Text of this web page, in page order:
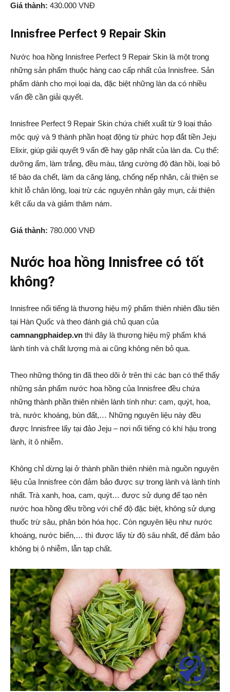
Giá thành: 430.000 VNĐ
Innisfree Perfect 9 Repair Skin
Nước hoa hồng Innisfree Perfect 9 Repair Skin là một trong
những sản phẩm thuộc hàng cao cấp nhất của Innisfree. Sản
phẩm dành cho mọi loại da, đặc biệt những làn da có nhiều
vấn đề cần giải quyết.
Innisfree Perfect 9 Repair Skin chứa chiết xuất từ 9 loại thảo
mộc quý và 9 thành phần hoạt động từ phức hợp đắt tiền Jeju
Elixir, giúp giải quyết 9 vấn đề hay gặp nhất của làn da. Cụ thể:
dưỡng ẩm, làm trắng, đều màu, tăng cường độ đàn hồi, loại bỏ
tế bào da chết, làm da căng láng, chống nếp nhăn, cải thiện se
khít lỗ chân lông, loại trừ các nguyên nhân gây mụn, cải thiện
kết cấu da và giảm thâm nám.
Giá thành: 780.000 VNĐ
Nước hoa hồng Innisfree có tốt
không?
Innisfree nổi tiếng là thương hiệu mỹ phẩm thiên nhiên đầu tiên
tại Hàn Quốc và theo đánh giá chủ quan của
camnangphaidep.vn thì đây là thương hiệu mỹ phẩm khá
lành tính và chất lượng mà ai cũng không nên bỏ qua.
Theo những thông tin đã theo dõi ở trên thì các bạn có thể thấy
những sản phẩm nước hoa hồng của Innisfree đều chứa
những thành phần thiên nhiên lành tính như: cam, quýt, hoa,
trà, nước khoáng, bùn đất,… Những nguyên liệu này đều
được Innisfree lấy tại đảo Jeju – nơi nổi tiếng có khí hậu trong
lành, ít ô nhiễm.
Không chỉ dừng lại ở thành phần thiên nhiên mà nguồn nguyên
liệu của Innisfree còn đảm bảo được sự trong lành và lành tính
nhất. Trà xanh, hoa, cam, quýt… được sử dụng để tạo nên
nước hoa hồng đều trồng với chế độ đặc biệt, không sử dụng
thuốc trừ sâu, phân bón hóa học. Còn nguyên liệu như nước
khoáng, nước biển,… thì được lấy từ độ sâu nhất, để đảm bảo
không bị ô nhiễm, lẫn tạp chất.